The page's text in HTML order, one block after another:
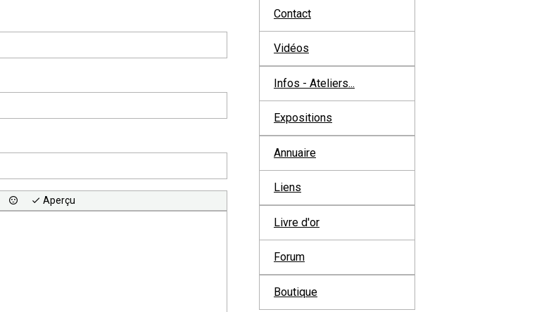
Aperçu
Contact
Vidéos
Infos - Ateliers...
Expositions
Annuaire
Liens
Livre d'or
Forum
Boutique